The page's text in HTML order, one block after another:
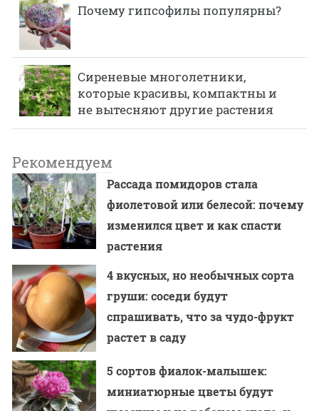
Почему гипсофилы популярны?
Сиреневые многолетники,
которые красивы, компактны и
не вытесняют другие растения
Рекомендуем
Рассада помидоров стала
фиолетовой или белесой: почему
изменился цвет и как спасти
растения
4 вкусных, но необычных сорта
груши: соседи будут
спрашивать, что за чудо-фрукт
растет в саду
5 сортов фиалок-малышек:
миниатюрные цветы будут